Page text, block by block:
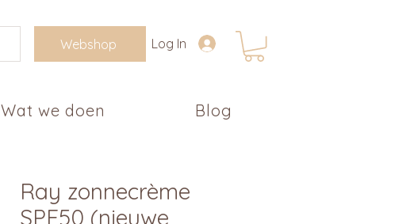
Webshop Log In
Wat we doen Blog
Ray zonnecrème
SPF50 (nieuwe